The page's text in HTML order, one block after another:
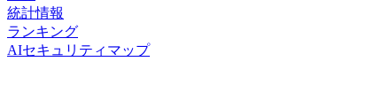
統計情報
ランキング
AIセキュリティマップ